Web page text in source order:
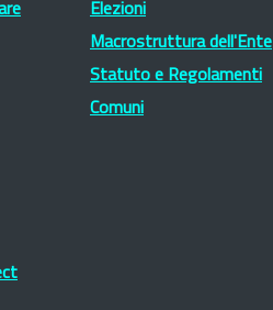
Elezioni
Macrostruttura dell'Ente
Statuto e Regolamenti
Comuni